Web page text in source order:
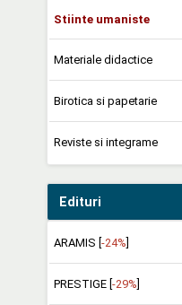
Stiinte umaniste
Materiale didactice
Birotica si papetarie
Reviste si integrame
Edituri
ARAMIS [ -24%
PRESTIGE [ -29%